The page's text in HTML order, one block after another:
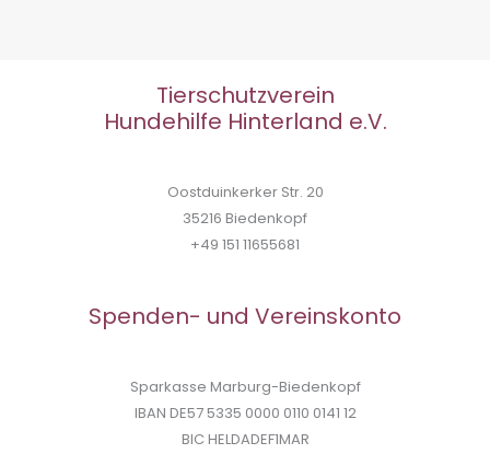
Tierschutzverein
Hundehilfe Hinterland e.V.
Oostduinkerker Str. 20
35216 Biedenkopf
+49 151 11655681
Spenden- und Vereinskonto
Sparkasse Marburg-Biedenkopf
IBAN DE57 5335 0000 0110 0141 12
BIC HELDADEF1MAR